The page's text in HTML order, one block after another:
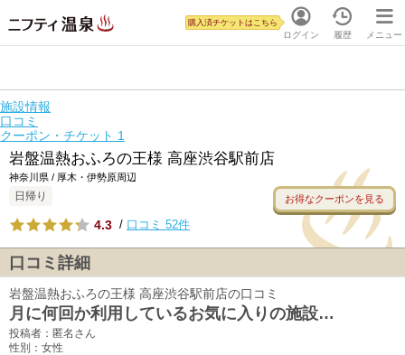
ログイン
購入済チケットはこちら
履歴 メニュー
施設情報
口コミ
クーポン・チケット 1
岩盤温熱おふろの王様 高座渋谷駅前店
神奈川県 / 厚木・伊勢原周辺
日帰り お得なクーポンを見る
4.3 / 口コミ 52件
口コミ詳細
岩盤温熱おふろの王様 高座渋谷駅前店の口コミ
月に何回か利用しているお気に入りの施設…
投稿者：匿名さん
性別：女性